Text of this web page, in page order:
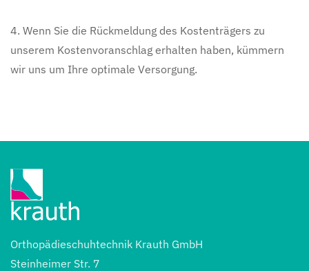
4. Wenn Sie die Rückmeldung des Kostenträgers zu
unserem Kostenvoranschlag erhalten haben, kümmern
wir uns um Ihre optimale Versorgung.
Orthopädieschuhtechnik Krauth GmbH
Steinheimer Str. 7